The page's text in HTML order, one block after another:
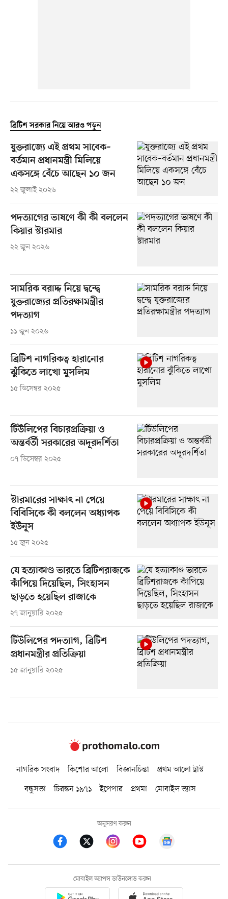
ব্রিটিশ সরকার নিয়ে আরও পড়ুন
যুক্তরাজ্যে এই প্রথম সাবেক–
বর্তমান প্রধানমন্ত্রী মিলিয়ে
একসঙ্গে বেঁচে আছেন ১০ জন
২২ জুলাই ২০২৬
পদত্যাগের ভাষণে কী কী বললেন
কিয়ার স্টারমার
২২ জুন ২০২৬
সামরিক বরাদ্দ নিয়ে দ্বন্দ্বে
যুক্তরাজ্যের প্রতিরক্ষামন্ত্রীর
পদত্যাগ
১১ জুন ২০২৬
ব্রিটিশ নাগরিকত্ব হারানোর
ঝুঁকিতে লাখো মুসলিম
১৫ ডিসেম্বর ২০২৫
টিউলিপের বিচারপ্রক্রিয়া ও
অন্তর্বর্তী সরকারের অদূরদর্শিতা
০৭ ডিসেম্বর ২০২৫
স্টারমারের সাক্ষাৎ না পেয়ে
বিবিসিকে কী বললেন অধ্যাপক
ইউনূস
১৫ জুন ২০২৫
যে হত্যাকাণ্ড ভারতে ব্রিটিশরাজকে
কাঁপিয়ে দিয়েছিল, সিংহাসন
ছাড়তে হয়েছিল রাজাকে
২৭ জানুয়ারি ২০২৫
টিউলিপের পদত্যাগ, ব্রিটিশ
প্রধানমন্ত্রীর প্রতিক্রিয়া
১৫ জানুয়ারি ২০২৫
নাগরিক সংবাদ কিশোর আলো বিজ্ঞানচিন্তা
প্রথম আলো ট্রাস্ট
বন্ধুসভা
চিরন্তন ১৯৭১ ইপেপার প্রথমা মোবাইল ভ্যাস
অনুসরণ করুন
মোবাইল অ্যাপস ডাউনলোড করুন